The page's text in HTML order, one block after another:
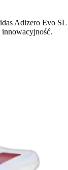
Adizero Evo SL
innowacyjność.